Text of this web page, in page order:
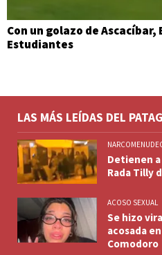
Con un golazo de Ascacíbar,
Estudiantes
LAS MÁS LEÍDAS DEL
Detienen
Rada Tilly
ACOSO SEXUAL
Se hizo
acosada
Comodoro